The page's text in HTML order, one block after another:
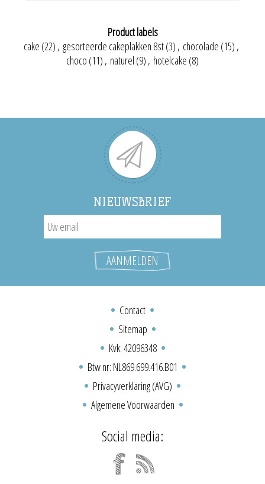
Product labels
cake (22) , gesorteerde cakeplakken 8st(3) , chocolade (15) ,
choco (11) , naturel (9) , hotelcake (8)
NIEUWSBRIEF
Contact
Sitemap
Kvk: 42096348
Btw nr: NL869.699.416.B01
Privacyverklaring (AVG)
Algemene Voorwaarden
Social media: